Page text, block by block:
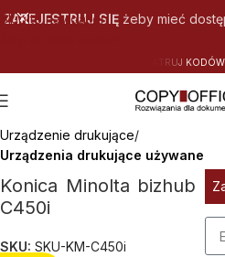
Skip to navigation
ZAREJESTRUJ SIĘżeby mieć
Urządzenie drukujące
Urządzenia drukujące używane
Konica Minolta bizhub
C450i
SKU: SKU-KM-C450i